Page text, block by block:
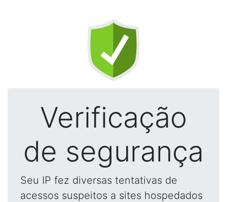
Verificação
de segurança
Seu IP fez diversas tentativas de
acessos suspeitos a sites hospedados